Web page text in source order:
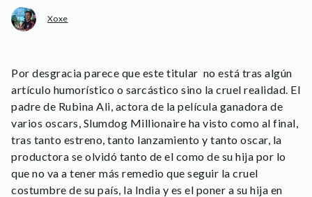
Xoxe
Por desgracia parece que este titular no está tras algún
artículo humorístico o sarcástico sino la cruel realidad. El
padre de Rubina Ali, actora de la película ganadora de
varios oscars, Slumdog Millionaire ha visto como al final,
tras tanto estreno, tanto lanzamiento y tanto oscar, la
productora se olvidó tanto de el como de su hija por lo
que no va a tener más remedio que seguir la cruel
costumbre de su país, la India y es el poner a su hija en